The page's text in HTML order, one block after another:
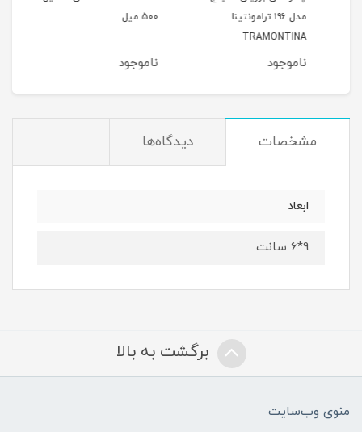
مدل ۱۹۶ ترامونتینا
TRAMONTINA
ناموجود
500 میل
ناموجود
مشخصات دیدگاه‌ها
ابعاد
9*6 سانت
برگشت به بالا
منوی وب‌سایت